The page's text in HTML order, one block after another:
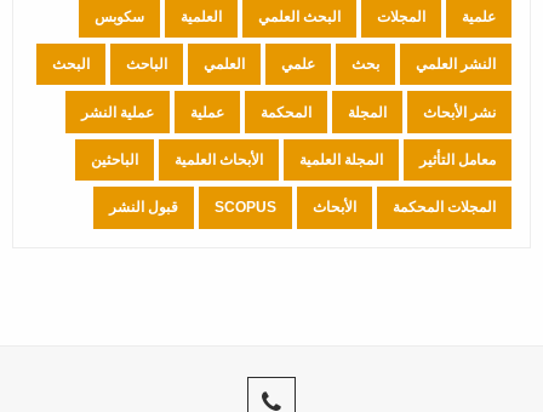
علمية المجلات البحث العلمي العلمية سكوبس
النشر العلمي بحث علمي العلمي الباحث البحث
نشر الأبحاث المجلة المحكمة عملية عملية النشر
معامل التأثير المجلة العلمية الأبحاث العلمية الباحثين
المجلات المحكمة الأبحاث SCOPUS قبول النشر